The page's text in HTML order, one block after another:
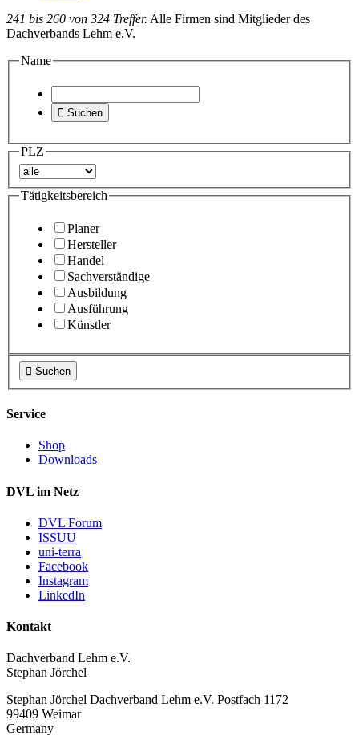
241 bis 260 von 324 Treffer. Alle Firmen sind Mitglieder des
Dachverbands Lehm e.V.
Name
 Suchen
PLZ
Tätigkeitsbereich
Planer
Hersteller
Handel
Sachverständige
Ausbildung
Ausführung
Künstler
 Suchen
Service
Shop
Downloads
DVL im Netz
DVL Forum
ISSUU
uni-terra
Facebook
Instagram
LinkedIn
Kontakt
Dachverband Lehm e.V.
Stephan Jörchel
Stephan Jörchel Dachverband Lehm e.V. Postfach 1172
99409 Weimar
Germany